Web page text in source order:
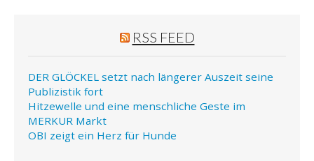
RSS FEED
DER GLÖCKEL setzt nach längerer Auszeit seine
Publizistik fort
Hitzewelle und eine menschliche Geste im
MERKUR Markt
OBI zeigt ein Herz für Hunde